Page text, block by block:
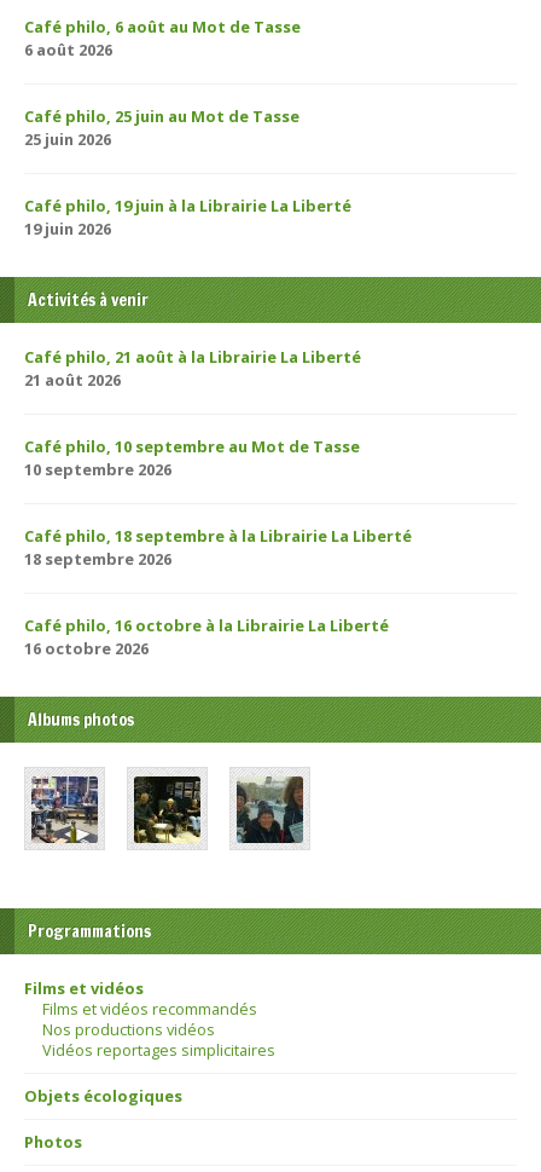
Café philo, 6 août au Mot de Tasse
6 août 2026
Café philo, 25 juin au Mot de Tasse
25 juin 2026
Café philo, 19 juin à la Librairie La Liberté
19 juin 2026
Activités à venir
Café philo, 21 août à la Librairie La Liberté
21 août 2026
Café philo, 10 septembre au Mot de Tasse
10 septembre 2026
Café philo, 18 septembre à la Librairie La Liberté
18 septembre 2026
Café philo, 16 octobre à la Librairie La Liberté
16 octobre 2026
Albums photos
Programmations
Films et vidéos
Films et vidéos recommandés
Nos productions vidéos
Vidéos reportages simplicitaires
Objets écologiques
Photos